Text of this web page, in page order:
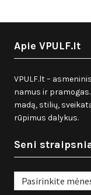
Apie VPULF.lt
VPULF.lt –
namus ir
madą, stilių,
rūpimus dalykus.
Seni
Seni
straipsniai